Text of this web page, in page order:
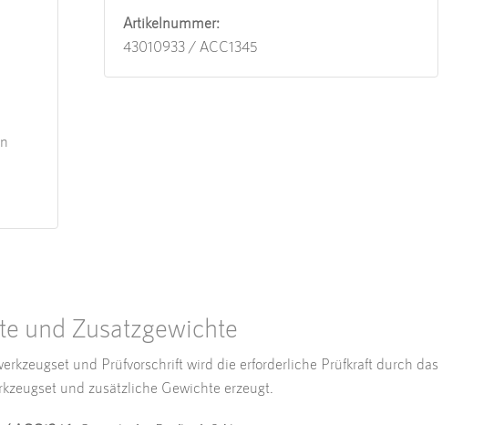
Artikelnummer:
43010933 / ACC1345
und Zusatzgewichte
und Prüfvorschrift wird die erforderliche Prüfkraft durch das
und zusätzliche Gewichte erzeugt.